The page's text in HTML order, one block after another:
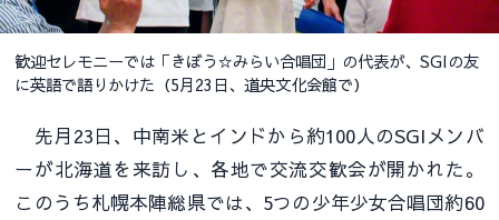
歓迎セレモニーでは「きぼう☆みらい合唱団」の代表が、SGIの友
に英語で語りかけた（5月23日、道央文化会館で）
先月23日、中南米とインドから約100人のSGIメンバ
ーが北海道を来訪し、各地で交流交歓会が開かれた。
このうち札幌本陣総県では、5つの少年少女合唱団約60